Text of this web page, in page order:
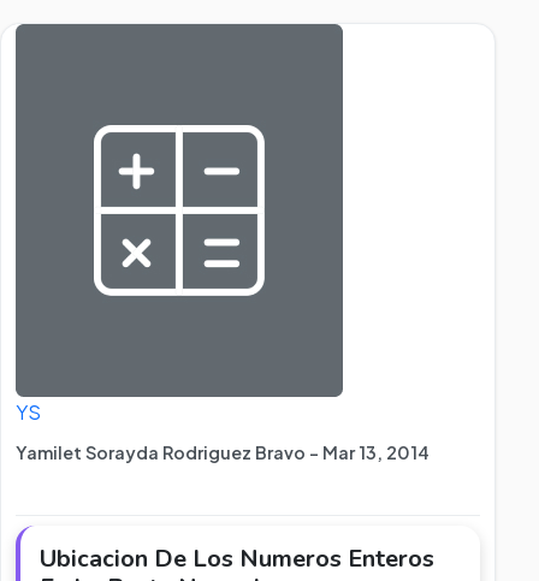
YS
Yamilet Sorayda Rodriguez Bravo - Mar 13, 2014
Ubicacion De Los Numeros Enteros